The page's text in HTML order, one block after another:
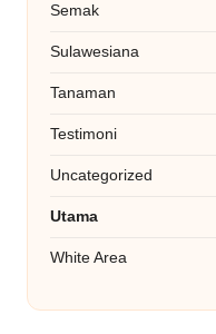
Semak
Sulawesiana
Tanaman
Testimoni
Uncategorized
Utama
White Area